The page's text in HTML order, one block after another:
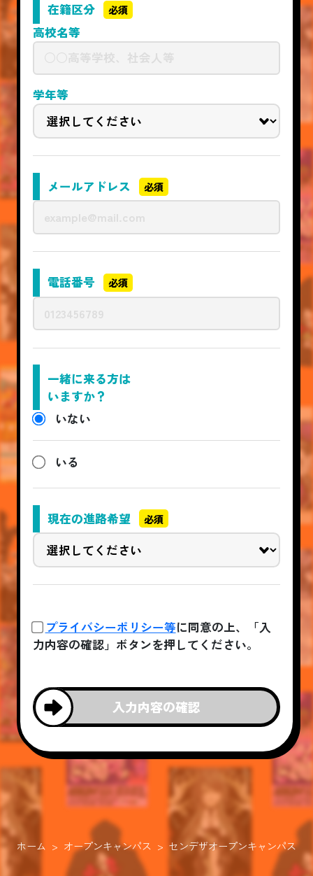
在籍区分 必須
高校名等
学年等
メールアドレス 必須
電話番号 必須
一緒に来る方は
いますか？
いない
いる
現在の進路希望 必須
プライバシーポリシー等に同意の上、「入
力内容の確認」ボタンを押してください。
入力内容の確認
ホーム オープンキャンパス センデザオープンキャンパス